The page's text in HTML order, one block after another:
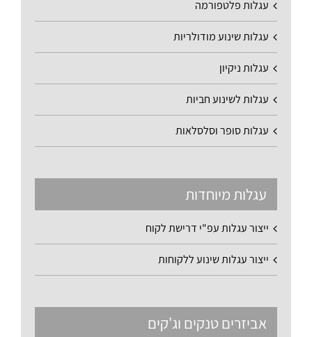
עגלות פלטפורמה
עגלות שינוע מודולריות
עגלות ניקיון
עגלות לשינוע חביות
עגלות סופר וסלסלאות
עגלות מיוחדות
ייצור עגלות עפ"י דרישת לקוח
ייצור עגלות שינוע ללקוחות
אביזרים טנקים וג'קים